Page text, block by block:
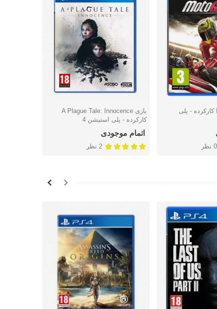
بازی MotoGP 14 کارکرده - پلی
0 نظر
دوست داشتن
بازی A Plague Tale: Innocence
کارکرده - پلی استیشن 4
اتمام موجودی
2 نظر